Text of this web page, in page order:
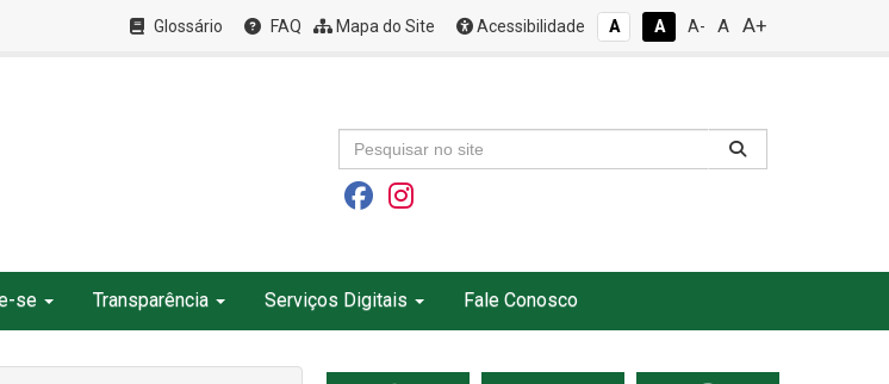
Glossário FAQ Mapa do Site Acessibilidade A A A- A A+
se Transparência Serviços Digitais Fale Conosco